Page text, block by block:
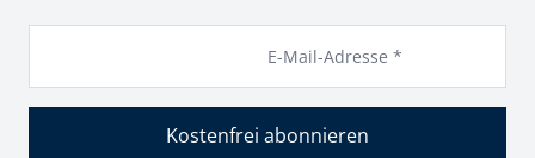
E-Mail-Adresse *
Kostenfrei abonnieren